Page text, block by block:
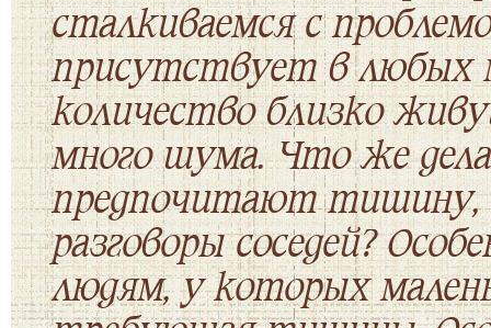
сталкиваемся с
присутствует в любых
количество близко
много шума. Что же
предпочитают тишину,
разговоры соседей?
людям, у которых